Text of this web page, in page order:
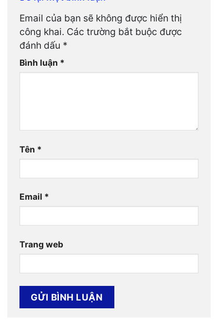
Email của bạn sẽ không được hiển thị
công khai. Các trường bắt buộc được
đánh dấu *
Bình luận *
Tên *
Email *
Trang web